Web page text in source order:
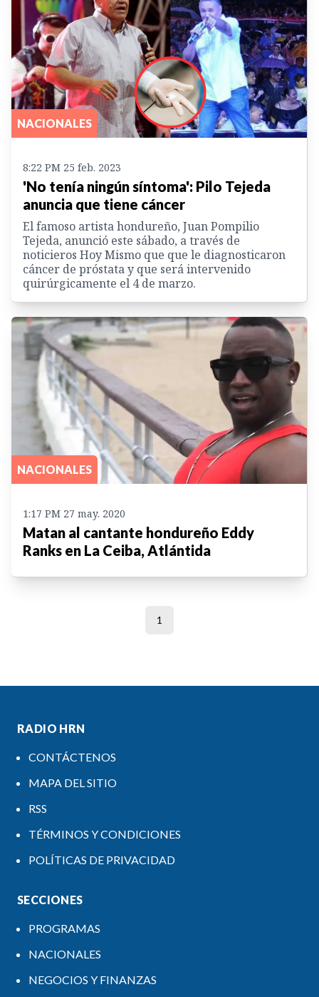
NACIONALES
8:22 PM 25 feb. 2023
'No tenía ningún síntoma': Pilo Tejeda
anuncia que tiene cáncer
El famoso artista hondureño, Juan Pompilio
Tejeda, anunció este sábado, a través de
noticieros Hoy Mismo que que le diagnosticaron
cáncer de próstata y que será intervenido
quirúrgicamente el 4 de marzo.
NACIONALES
1:17 PM 27 may. 2020
Matan al cantante hondureño Eddy
Ranks en La Ceiba, Atlántida
1
RADIO HRN
CONTÁCTENOS
MAPA DEL SITIO
RSS
TÉRMINOS Y CONDICIONES
POLÍTICAS DE PRIVACIDAD
SECCIONES
PROGRAMAS
NACIONALES
NEGOCIOS Y FINANZAS